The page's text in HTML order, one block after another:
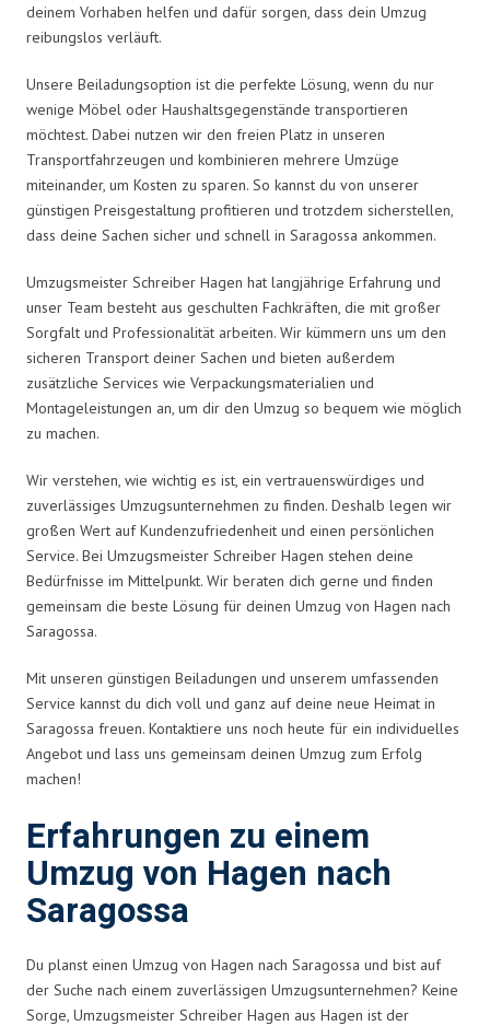
deinem Vorhaben helfen und dafür sorgen, dass dein Umzug
reibungslos verläuft.
Unsere Beiladungsoption ist die perfekte Lösung, wenn du nur
wenige Möbel oder Haushaltsgegenstände transportieren
möchtest. Dabei nutzen wir den freien Platz in unseren
Transportfahrzeugen und kombinieren mehrere Umzüge
miteinander, um Kosten zu sparen. So kannst du von unserer
günstigen Preisgestaltung profitieren und trotzdem sicherstellen,
dass deine Sachen sicher und schnell in Saragossa ankommen.
Umzugsmeister Schreiber Hagen hat langjährige Erfahrung und
unser Team besteht aus geschulten Fachkräften, die mit großer
Sorgfalt und Professionalität arbeiten. Wir kümmern uns um den
sicheren Transport deiner Sachen und bieten außerdem
zusätzliche Services wie Verpackungsmaterialien und
Montageleistungen an, um dir den Umzug so bequem wie möglich
zu machen.
Wir verstehen, wie wichtig es ist, ein vertrauenswürdiges und
zuverlässiges Umzugsunternehmen zu finden. Deshalb legen wir
großen Wert auf Kundenzufriedenheit und einen persönlichen
Service. Bei Umzugsmeister Schreiber Hagen stehen deine
Bedürfnisse im Mittelpunkt. Wir beraten dich gerne und finden
gemeinsam die beste Lösung für deinen Umzug von Hagen nach
Saragossa.
Mit unseren günstigen Beiladungen und unserem umfassenden
Service kannst du dich voll und ganz auf deine neue Heimat in
Saragossa freuen. Kontaktiere uns noch heute für ein individuelles
Angebot und lass uns gemeinsam deinen Umzug zum Erfolg
machen!
Erfahrungen zu einem
Umzug von Hagen nach
Saragossa
Du planst einen Umzug von Hagen nach Saragossa und bist auf
der Suche nach einem zuverlässigen Umzugsunternehmen? Keine
Sorge, Umzugsmeister Schreiber Hagen aus Hagen ist der